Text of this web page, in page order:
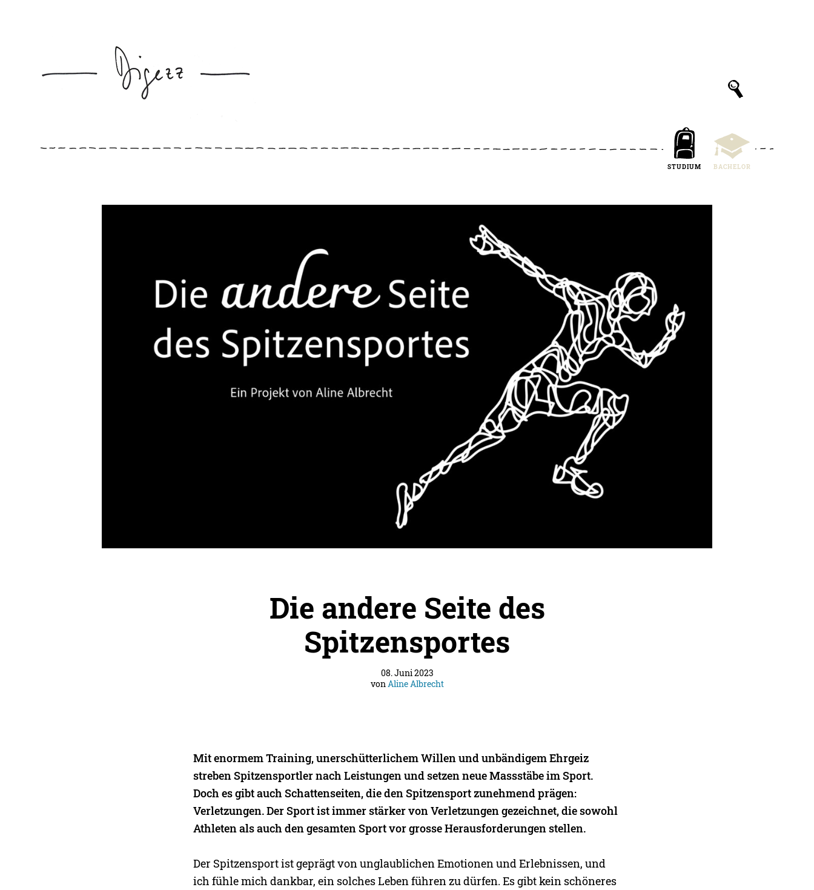
STUDIUM BACHELOR
Die andere Seite des
Spitzensportes
08. Juni 2023
vonAline Albrecht
Mit enormem Training, unerschütterlichem Willen und unbändigem Ehrgeiz
streben Spitzensportler nach Leistungen und setzen neue Massstäbe im Sport.
Doch es gibt auch Schattenseiten, die den Spitzensport zunehmend prägen:
Verletzungen. Der Sport ist immer stärker von Verletzungen gezeichnet, die sowohl
Athleten als auch den gesamten Sport vor grosse Herausforderungen stellen.
Der Spitzensport ist geprägt von unglaublichen Emotionen und Erlebnissen, und
ich fühle mich dankbar, ein solches Leben führen zu dürfen. Es gibt kein schöneres